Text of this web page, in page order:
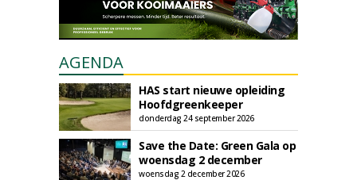
AGENDA
HAS start nieuwe opleiding
Hoofdgreenkeeper
donderdag 24 september 2026
Save the Date: Green Gala op
woensdag 2 december
woensdag 2 december 2026